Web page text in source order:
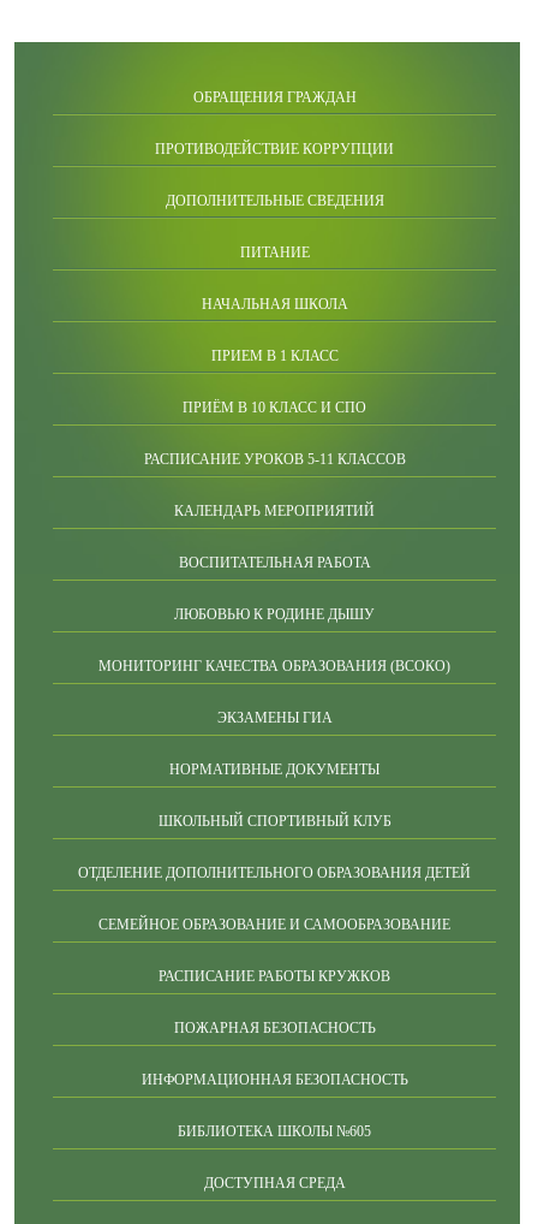
ОБРАЩЕНИЯ ГРАЖДАН
ПРОТИВОДЕЙСТВИЕ КОРРУПЦИИ
ДОПОЛНИТЕЛЬНЫЕ СВЕДЕНИЯ
ПИТАНИЕ
НАЧАЛЬНАЯ ШКОЛА
ПРИЕМ В 1 КЛАСС
ПРИЁМ В 10 КЛАСС И СПО
РАСПИСАНИЕ УРОКОВ 5-11 КЛАССОВ
КАЛЕНДАРЬ МЕРОПРИЯТИЙ
ВОСПИТАТЕЛЬНАЯ РАБОТА
ЛЮБОВЬЮ К РОДИНЕ ДЫШУ
МОНИТОРИНГ КАЧЕСТВА ОБРАЗОВАНИЯ (ВСОКО)
ЭКЗАМЕНЫ ГИА
НОРМАТИВНЫЕ ДОКУМЕНТЫ
ШКОЛЬНЫЙ СПОРТИВНЫЙ КЛУБ
ОТДЕЛЕНИЕ ДОПОЛНИТЕЛЬНОГО ОБРАЗОВАНИЯ ДЕТЕЙ
СЕМЕЙНОЕ ОБРАЗОВАНИЕ И САМООБРАЗОВАНИЕ
РАСПИСАНИЕ РАБОТЫ КРУЖКОВ
ПОЖАРНАЯ БЕЗОПАСНОСТЬ
ИНФОРМАЦИОННАЯ БЕЗОПАСНОСТЬ
БИБЛИОТЕКА ШКОЛЫ №605
ДОСТУПНАЯ СРЕДА